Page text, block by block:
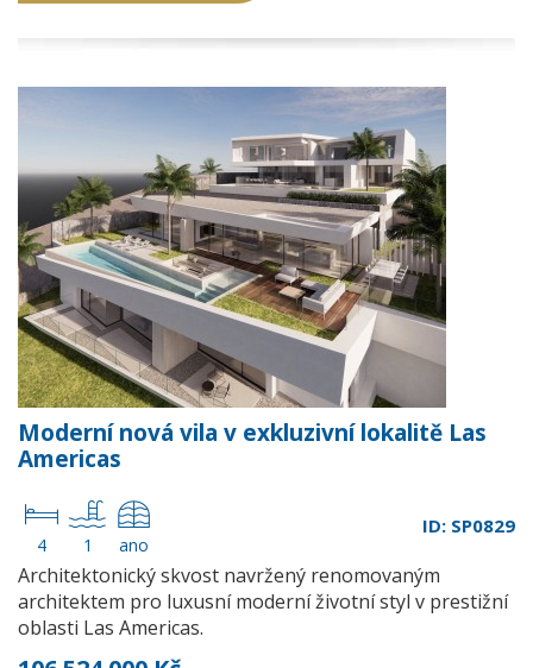
Moderní nová vila v exkluzivní lokalitě Las
Americas
4 1 ano
ID: SP0829
Architektonický skvost navržený renomovaným
architektem pro luxusní moderní životní styl v prestižní
oblasti Las Americas.